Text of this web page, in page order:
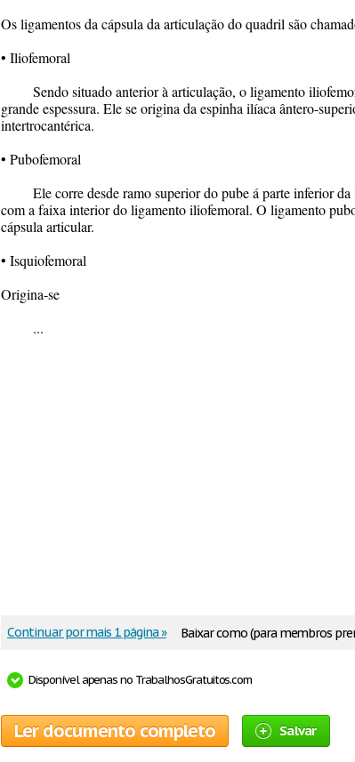
Os ligamentos da cápsula da articulação do quadril são
• Iliofemoral
Sendo situado anterior à articulação, o ligamento
grande espessura. Ele se origina da espinha ilíaca ântero-
intertrocantérica.
• Pubofemoral
Ele corre desde ramo superior do pube á parte inferior
com a faixa interior do ligamento iliofemoral. O ligamento
cápsula articular.
• Isquiofemoral
Origina-se
...
Baixar como (para membros
Continuar por mais 1 página »
Disponível apenas no TrabalhosGratuitos.com
Ler documento completo Salvar